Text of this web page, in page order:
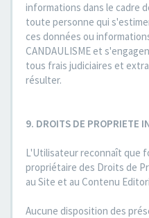
informations dans le cadre
toute personne qui
ces données ou
CANDAULISME et
tous frais judiciaires et
résulter.
9. DROITS DE PROPRIETE
L'Utilisateur reconnaît que
propriétaire des Droits de
au Site et au Contenu
Aucune disposition des